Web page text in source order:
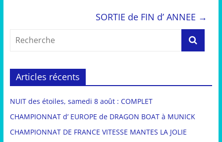
SORTIE de FIN d’ ANNEE →
Articles récents
NUIT des étoiles, samedi 8 août : COMPLET
CHAMPIONNAT d’ EUROPE de DRAGON BOAT à MUNICK
CHAMPIONNAT DE FRANCE VITESSE MANTES LA JOLIE